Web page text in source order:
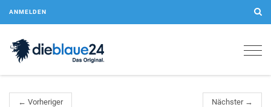
ANMELDEN
← Vorheriger Nächster →